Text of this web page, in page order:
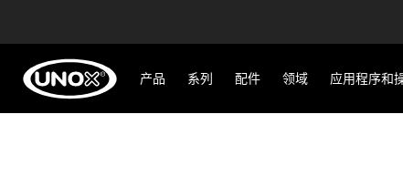
产品 系列 配件 领域 应用程序和